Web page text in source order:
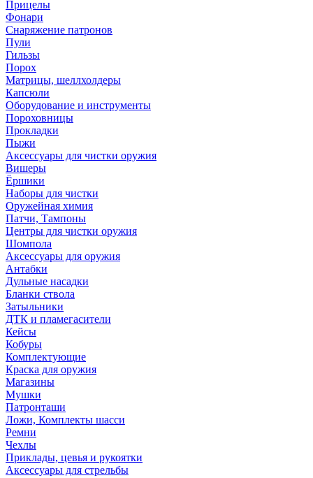
Прицелы
Фонари
Снаряжение патронов
Пули
Гильзы
Порох
Матрицы, шеллхолдеры
Капсюли
Оборудование и инструменты
Пороховницы
Прокладки
Пыжи
Аксессуары для чистки оружия
Вишеры
Ёршики
Наборы для чистки
Оружейная химия
Патчи, Тампоны
Центры для чистки оружия
Шомпола
Аксессуары для оружия
Антабки
Дульные насадки
Бланки ствола
Затыльники
ДТК и пламегасители
Кейсы
Кобуры
Комплектующие
Краска для оружия
Магазины
Мушки
Патронташи
Ложи, Комплекты шасси
Ремни
Чехлы
Приклады, цевья и рукоятки
Аксессуары для стрельбы